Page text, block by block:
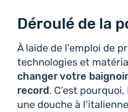
Déroulé de la
À laide de l’em­ploi de
tech­no­lo­gies et
changer votre
record. C’est
une douche à